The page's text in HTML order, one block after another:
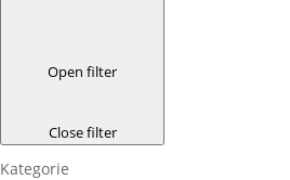
Open filter
Close filter
Kategorie